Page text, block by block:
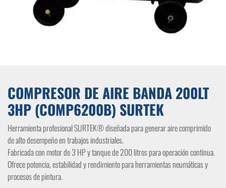
COMPRESOR DE AIRE BANDA 200LT
3HP (COMP6200B) SURTEK
Herramienta profesional SURTEK® diseñada para generar aire comprimido
de alto desempeño en trabajos industriales.
Fabricada con motor de 3 HP y tanque de 200 litros para operación continua.
Ofrece potencia, estabilidad y rendimiento para herramientas neumáticas y
procesos de pintura.